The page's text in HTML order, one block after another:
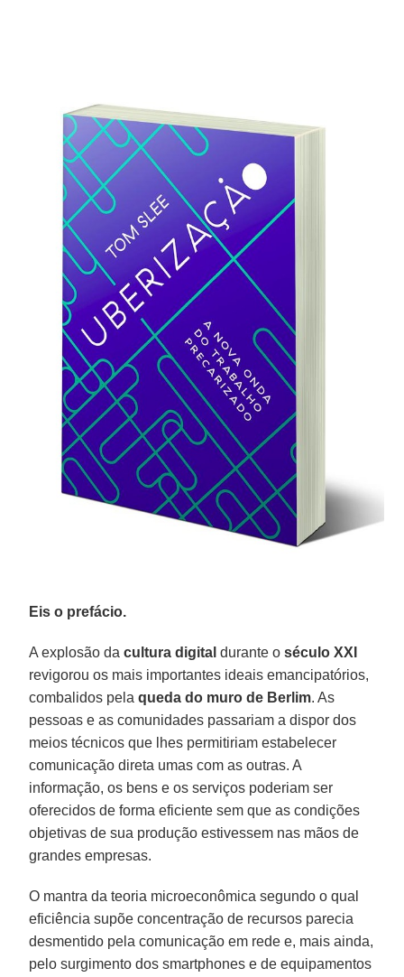
Eis o prefácio.
A explosão dacultura digital durante oséculo XXI
revigorou os mais importantes ideais emancipatórios,
combalidos pelaqueda do muro de Berlim. As
pessoas e as comunidades passariam a dispor dos
meios técnicos que lhes permitiriam estabelecer
comunicação direta umas com as outras. A
informação, os bens e os serviços poderiam ser
oferecidos de forma eficiente sem que as condições
objetivas de sua produção estivessem nas mãos de
grandes empresas.
O mantra da teoria microeconômica segundo o qual
eficiência supõe concentração de recursos parecia
desmentido pela comunicação em rede e, mais ainda,
pelo surgimento dos smartphones e de equipamentos